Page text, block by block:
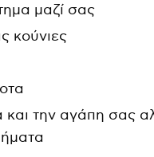
μαζί σας
κούνιες
την αγάπη σας